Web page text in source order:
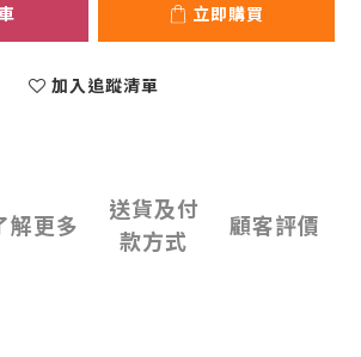
立即購買
加入追蹤清單
解更多
送貨及付
款方式
顧客評價